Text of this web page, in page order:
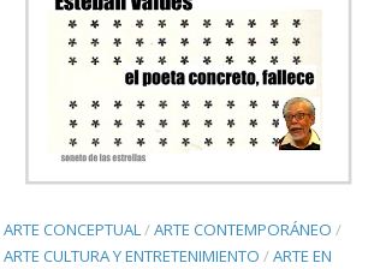
ARTE CONCEPTUAL/ARTE CONTEMPORÁNEO /
ARTE CULTURA Y ENTRETENIMIENTO /ARTE EN